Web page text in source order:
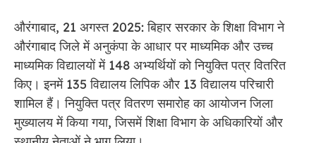
औरंगाबाद, 21 अगस्त 2025: बिहार सरकार के शिक्षा विभाग ने
औरंगाबाद जिले में अनुकंपा के आधार पर माध्यमिक और उच्च
माध्यमिक विद्यालयों में 148 अभ्यर्थियों को नियुक्ति पत्र वितरित
किए। इनमें 135 विद्यालय लिपिक और 13 विद्यालय परिचारी
शामिल हैं। नियुक्ति पत्र वितरण समारोह का आयोजन जिला
मुख्यालय में किया गया, जिसमें शिक्षा विभाग के अधिकारियों और